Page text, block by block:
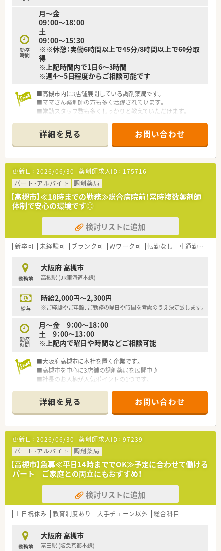
用も可)
帰省旅費（年2回5万円まで）と帰省休暇（連続4日間）を受けら
れます。
勤務
時間
月～金
09：00～18：00
土
09：00～15：30
※※休憩：実働6時間以上で45分/8時間以上で60分取
得
※上記時間内で1日6～8時間
※週4～5日程度からご相談可能です
■高槻市内に3店舗展開している調剤薬局です。
■ママさん薬剤師の方も多く活躍されています。
■常勤スタッフ数も多くしっかりと教えていただけます。
詳細を見る お問い合わせ
更新日： 2026/06/30 薬剤師求人ID： 175716
パート・アルバイト
調剤薬局
【高槻市】≪18時までの勤務≫総合病院前！常時複数薬剤師
体制で安心の環境です◎
検討リストに追加
新卒可 未経験可 ブランク可 Ｗワーク可 転勤なし 車通勤可
勤務地
大阪府 高槻市
高槻駅 (JR東海道本線)
給与
時給2,000円～2,300円
※ご経験やご年齢、ご勤務の曜日や時間を考慮のうえ決定致します。
勤務
時間
月～金 9：00～18：00
土 9：00～13：00
※上記内で曜日や時間などご相談可能
■大阪府高槻市に本社を置く企業です。
■高槻市を中心に3店舗の調剤薬局を展開中♪
■社長のお人柄が人気ポイントの1つです。
詳細を見る お問い合わせ
更新日： 2026/06/30 薬剤師求人ID： 97239
パート・アルバイト
調剤薬局
【高槻市】急募≪平日14時まででOK≫予定に合わせて働ける
パート ご家庭との両立にもおすすめ！
検討リストに追加
土日祝休み 教育制度あり 大手チェーン以外 総合科目
勤務地
大阪府 高槻市
富田駅 (阪急京都本線)